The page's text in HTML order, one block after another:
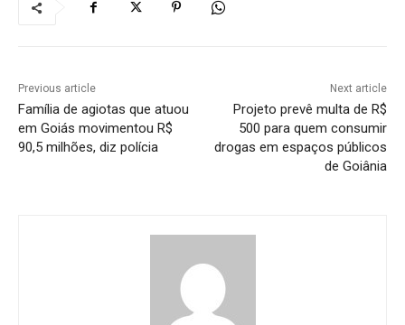
Previous article
Família de agiotas que atuou
em Goiás movimentou R$
90,5 milhões, diz polícia
Next article
Projeto prevê multa de R$
500 para quem consumir
drogas em espaços públicos
de Goiânia